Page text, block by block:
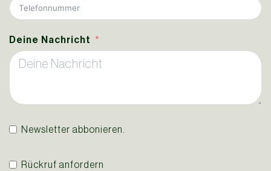
Deine Nachricht
Newsletter abbonieren.
Rückruf anfordern